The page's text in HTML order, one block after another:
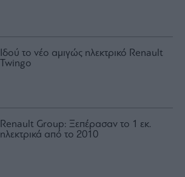
Ιδού το νέο αμιγώς ηλεκτρικό Renault
Twingo
Renault Group: Ξεπέρασαν το 1 εκ.
ηλεκτρικά από το 2010